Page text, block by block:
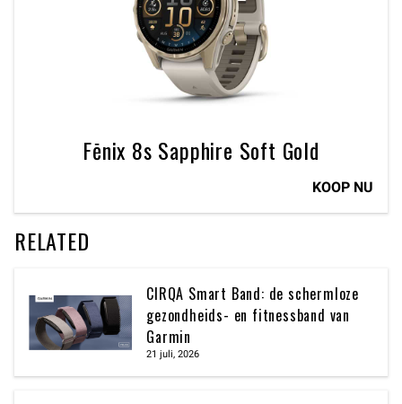
Fēnix 8s Sapphire Soft Gold
KOOP NU
RELATED
CIRQA Smart Band: de schermloze
gezondheids- en fitnessband van
Garmin
21 juli, 2026